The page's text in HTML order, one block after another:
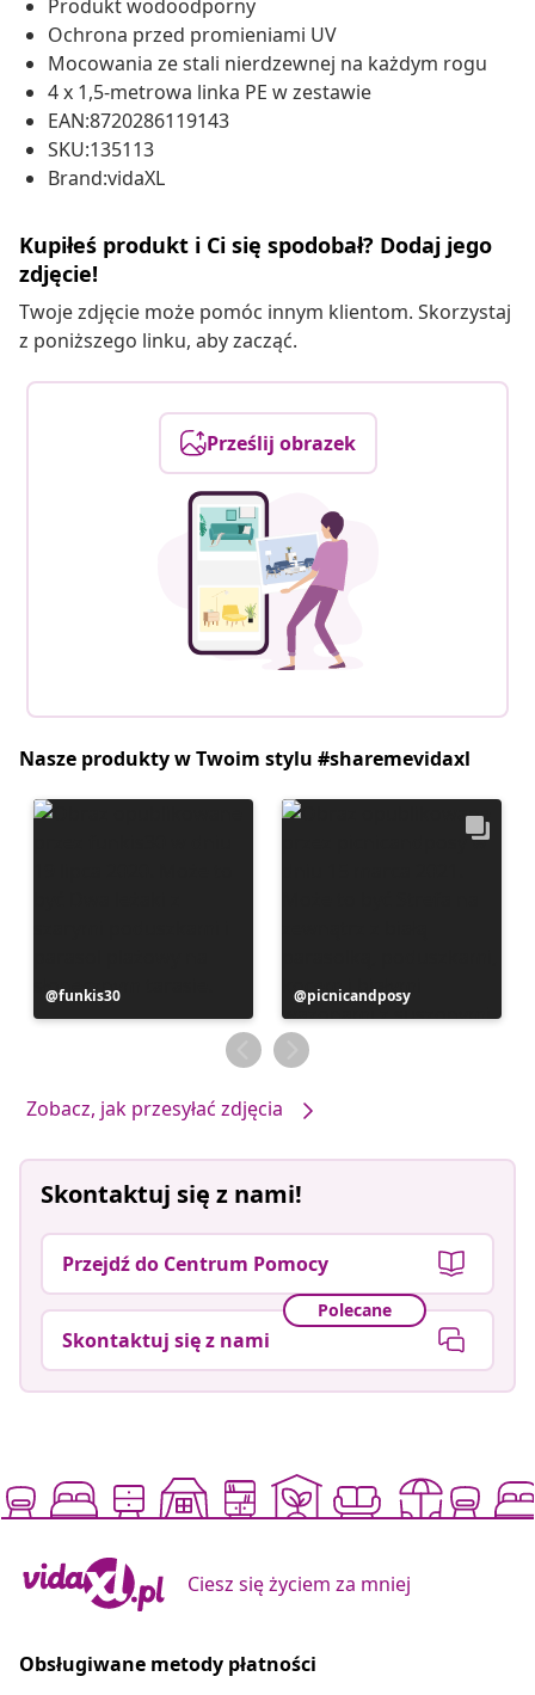
Produkt wodoodporny
Ochrona przed promieniami UV
Mocowania ze stali nierdzewnej na każdym rogu
4 x 1,5-metrowa linka PE w zestawie
EAN:8720286119143
SKU:135113
Brand:vidaXL
Kupiłeś produkt i Ci się spodobał? Dodaj jego
zdjęcie!
Twoje zdjęcie może pomóc innym klientom. Skorzystaj
z poniższego linku, aby zacząć.
Prześlij obrazek
Nasze produkty w Twoim stylu #sharemevidaxl
Post
opublikowany
funkis30
Post
opublikowany
przez
picnicandposy
Zobacz, jak przesyłać zdjęcia
Skontaktuj się z nami!
Przejdź do Centrum Pomocy
Polecane
Skontaktuj się z nami
Ciesz się życiem za mniej
Obsługiwane metody płatności